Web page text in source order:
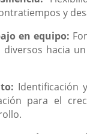
y
en equipo:
hacia
Identificación
para el